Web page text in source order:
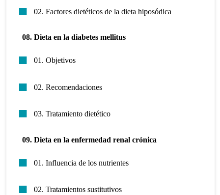
02. Factores dietéticos de la dieta hiposódica
08. Dieta en la diabetes mellitus
01. Objetivos
02. Recomendaciones
03. Tratamiento dietético
09.Dieta en la enfermedad renal crónica
01. Influencia de los nutrientes
02. Tratamientos sustitutivos